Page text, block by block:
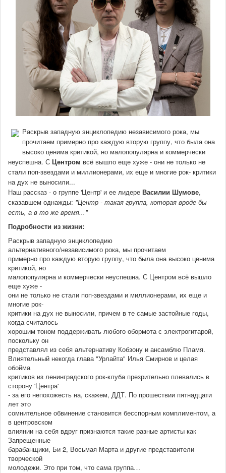
Раскрыв западную энциклопедию независимого рока, мы
прочитаем примерно про каждую вторую группу, что была она
высоко ценима критикой, но малопопулярна и коммерчески
неуспешна. С Центром всё вышло еще хуже - они не только не
стали поп-звездами и миллионерами, их еще и многие рок- критики
на дух не выносили...
Наш рассказ - о группе 'Центр' и ее лидере Василии Шумове,
сказавшем однажды: "Центр - такая группа, которая вроде бы
есть, а в то же время..."
Подробности из жизни:
Раскрыв западную энциклопедию
альтернативного/независимого рока, мы прочитаем
примерно про каждую вторую группу, что была она высоко ценима
критикой, но
малопопулярна и коммерчески неуспешна. С Центром всё вышло
еще хуже -
они не только не стали поп-звездами и миллионерами, их еще и
многие рок-
критики на дух не выносили, причем в те самые застойные годы,
когда считалось
хорошим тоном поддерживать любого обормота с электрогитарой,
поскольку он
представлял из себя альтернативу Кобзону и ансамблю Пламя.
Влиятельный некогда глава "Урлайта" Илья Смирнов и целая
обойма
критиков из ленинградского рок-клуба презрительно плевались в
сторону 'Центра'
- за его непохожесть на, скажем, ДДТ. По прошествии пятнадцати
лет это
сомнительное обвинение становится бесспорным комплиментом, а
в центровском
влиянии на себя вдруг признаются такие разные артисты как
Запрещенные
барабанщики, Би 2, Восьмая Марта и другие представители
творческой
молодежи. Это при том, что сама группа…